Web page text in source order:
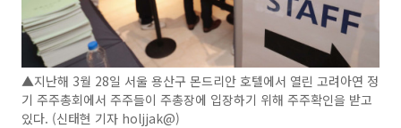
▲지난해 3월 28일 서울 용산구 몬드리안 호텔에서 열린 고려아연 정
기 주주총회에서 주주들이 주총장에 입장하기 위해 주주확인을 받고
있다. (신태현 기자 holjjak@)